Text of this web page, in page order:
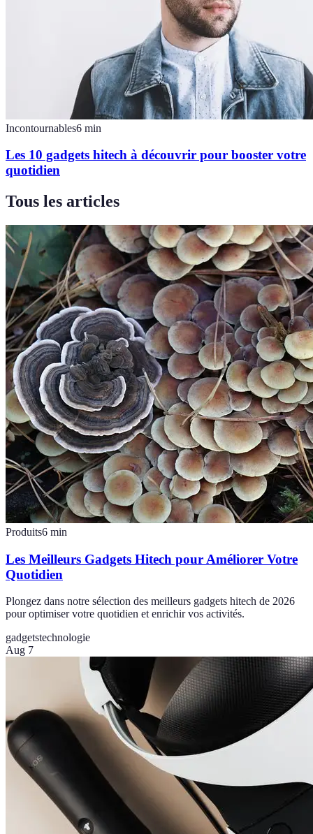
Incontournables6 min
Les 10 gadgets hitech à découvrir pour booster votre
quotidien
Tous les articles
Produits6 min
Les Meilleurs Gadgets Hitech pour Améliorer Votre
Quotidien
Plongez dans notre sélection des meilleurs gadgets hitech de 2026
pour optimiser votre quotidien et enrichir vos activités.
gadgetstechnologie
Aug 7